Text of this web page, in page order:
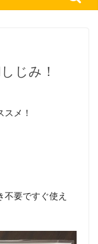
、彩りごは
ール
じみ！
メ！
要ですぐ使え